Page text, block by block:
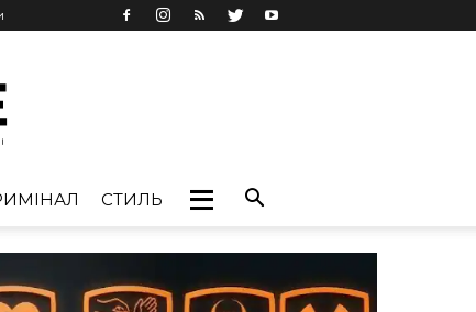
СТИЛЬ